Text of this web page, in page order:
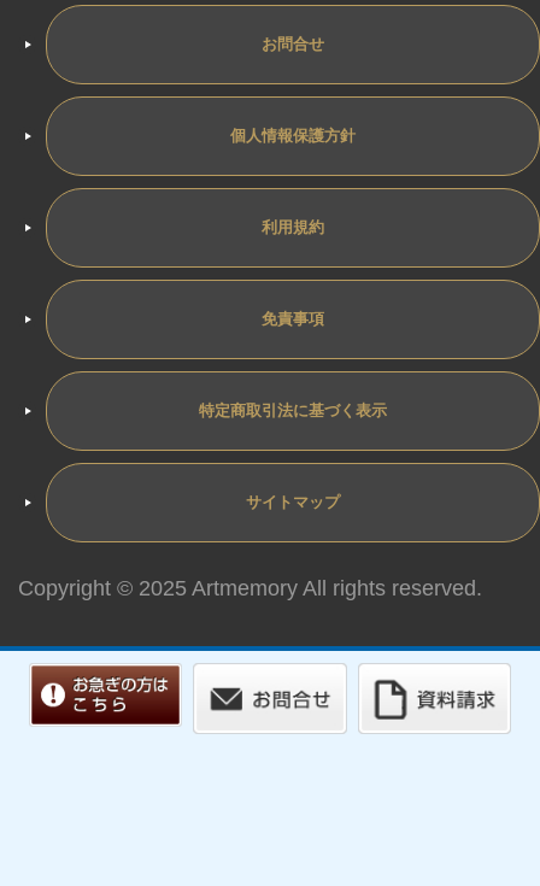
お問合せ
個人情報保護方針
利用規約
免責事項
特定商取引法に基づく表示
サイトマップ
Copyright © 2025 Artmemory All rights reserved.